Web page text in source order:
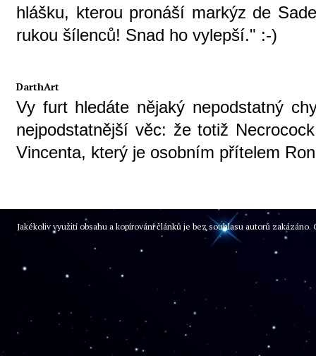
hlášku, kterou pronáší markýz de
rukou šílenců! Snad ho vylepší." :-)
DarthArt
Vy furt hledáte nějaký nepodstatný
nejpodstatnější věc: že totiž
Vincenta, který je osobním přítelem
Jakékoliv využití obsahu a kopírování článků je bez souhlasu autorů